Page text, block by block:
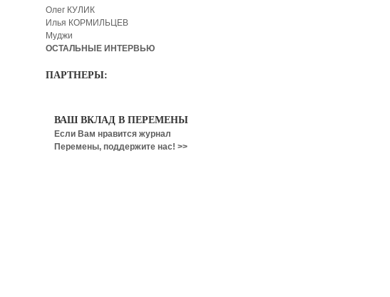
Олег КУЛИК
Илья КОРМИЛЬЦЕВ
Муджи
ОСТАЛЬНЫЕ ИНТЕРВЬЮ
ПАРТНЕРЫ:
ВАШ ВКЛАД В ПЕРЕМЕНЫ
Если Вам нравится журнал
Перемены, поддержите нас! >>